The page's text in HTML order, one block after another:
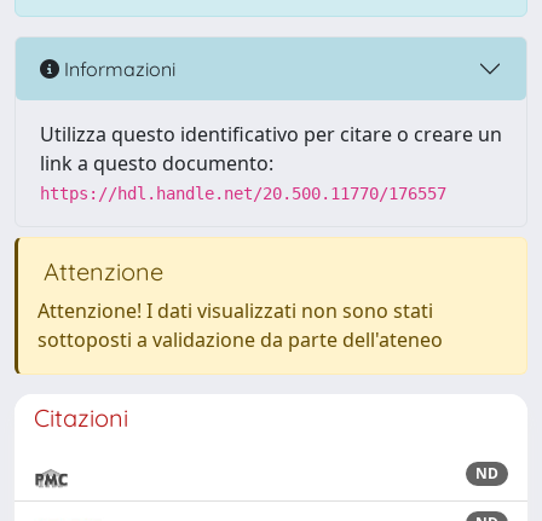
Informazioni
Utilizza questo identificativo per citare o creare un
link a questo documento:
https://hdl.handle.net/20.500.11770/176557
Attenzione
Attenzione! I dati visualizzati non sono stati
sottoposti a validazione da parte dell'ateneo
Citazioni
ND